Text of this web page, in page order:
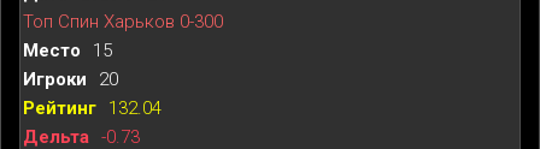
Топ Спин Харьков 0-300
15
20
132.04
-0.73